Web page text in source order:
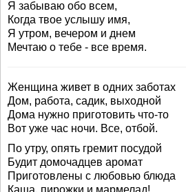
Я забываю обо всем,
Когда твое услышу имя,
Я утром, вечером и днем
Мечтаю о тебе - все время.
Женщина живет в одних заботах
Дом, работа, садик, выходной
Дома нужно приготовить что-то
Вот уже час ночи. Все, отбой.
По утру, опять гремит посудой
Будит домочадцев аромат
Приготовлены с любовью блюда
Каша, пирожки и мармелад!